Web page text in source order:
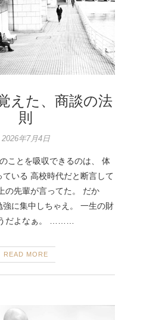
えた、商談の法
則
2026年7月4日
ことを吸収できるのは、 体
ている 高校時代だと断言して
の先輩が言ってた。 だか
強に集中しちゃえ。 一生の財
だよなぁ。 ………
READ MORE